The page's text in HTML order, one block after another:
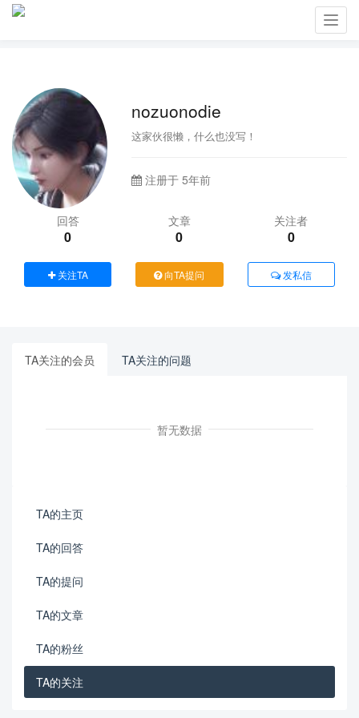
nozuonodie
这家伙很懒，什么也没写！
注册于 5年前
回答
0
文章
0
关注者
0
关注TA 向TA提问 发私信
TA关注的会员 TA关注的问题
暂无数据
TA的主页
TA的回答
TA的提问
TA的文章
TA的粉丝
TA的关注